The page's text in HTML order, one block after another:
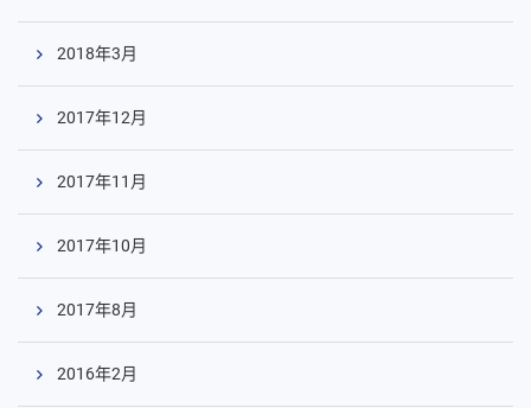
2018年3月
2017年12月
2017年11月
2017年10月
2017年8月
2016年2月